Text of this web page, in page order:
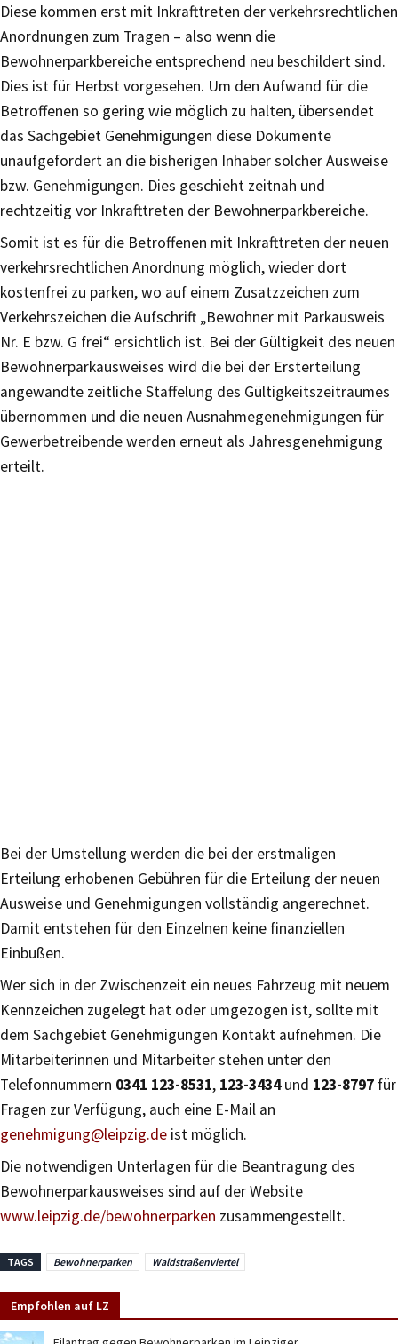
Diese kommen erst mit Inkrafttreten der verkehrsrechtlichen
Anordnungen zum Tragen – also wenn die
Bewohnerparkbereiche entsprechend neu beschildert sind.
Dies ist für Herbst vorgesehen. Um den Aufwand für die
Betroffenen so gering wie möglich zu halten, übersendet
das Sachgebiet Genehmigungen diese Dokumente
unaufgefordert an die bisherigen Inhaber solcher Ausweise
bzw. Genehmigungen. Dies geschieht zeitnah und
rechtzeitig vor Inkrafttreten der Bewohnerparkbereiche.
Somit ist es für die Betroffenen mit Inkrafttreten der neuen
verkehrsrechtlichen Anordnung möglich, wieder dort
kostenfrei zu parken, wo auf einem Zusatzzeichen zum
Verkehrszeichen die Aufschrift „Bewohner mit Parkausweis
Nr. E bzw. G frei“ ersichtlich ist. Bei der Gültigkeit des neuen
Bewohnerparkausweises wird die bei der Ersterteilung
angewandte zeitliche Staffelung des Gültigkeitszeitraumes
übernommen und die neuen Ausnahmegenehmigungen für
Gewerbetreibende werden erneut als Jahresgenehmigung
erteilt.
Bei der Umstellung werden die bei der erstmaligen
Erteilung erhobenen Gebühren für die Erteilung der neuen
Ausweise und Genehmigungen vollständig angerechnet.
Damit entstehen für den Einzelnen keine finanziellen
Einbußen.
Wer sich in der Zwischenzeit ein neues Fahrzeug mit neuem
Kennzeichen zugelegt hat oder umgezogen ist, sollte mit
dem Sachgebiet Genehmigungen Kontakt aufnehmen. Die
Mitarbeiterinnen und Mitarbeiter stehen unter den
Telefonnummern 0341 123-8531, 123-3434und 123-8797 für
Fragen zur Verfügung, auch eine E-Mail an
genehmigung@leipzig.de ist möglich.
Die notwendigen Unterlagen für die Beantragung des
Bewohnerparkausweises sind auf der Website
www.leipzig.de/bewohnerparken zusammengestellt.
TAGS Bewohnerparken Waldstraßenviertel
Empfohlen auf LZ